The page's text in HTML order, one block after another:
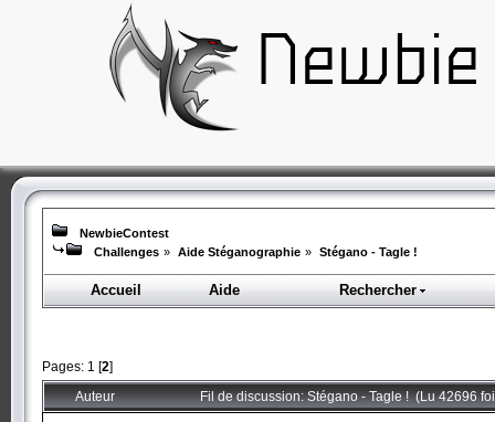
NewbieContest
Challenges » Aide Stéganographie » Stégano - Tagle !
Accueil Aide Rechercher
Pages: 1 [2]
Auteur Fil de discussion: Stégano - Tagle ! (Lu 42696